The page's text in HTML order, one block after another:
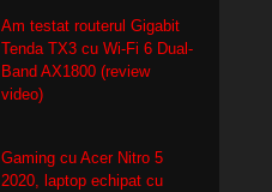
Am testat routerul Gigabit
Tenda TX3 cu Wi-Fi 6 Dual-
Band AX1800 (review
video)
Gaming cu Acer Nitro 5
2020, laptop echipat cu